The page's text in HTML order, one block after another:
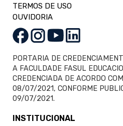
TERMOS DE USO
OUVIDORIA
PORTARIA DE
A FACULDADE FASUL
CREDENCIADA DE ACORDO
08/07/2021, CONFORME
09/07/2021.
INSTITUCIONAL